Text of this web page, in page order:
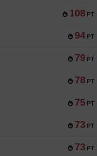
108 PT
94 PT
79 PT
78 PT
75 PT
73 PT
73 PT